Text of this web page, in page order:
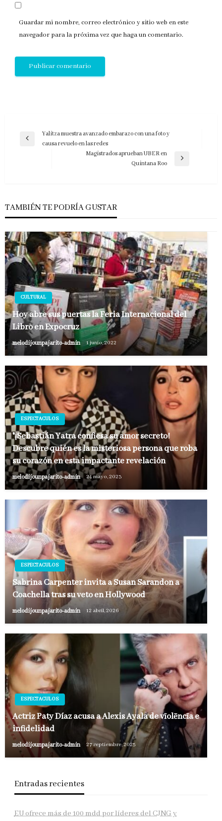
Guardar mi nombre, correo electrónico y sitio web en este
navegador para la próxima vez que haga un comentario.
Navegación
Entrada
Yalitza muestra avanzado embarazo con una foto y
causa revuelo en las redes
Magistrados aprueban UBER en
Quintana Roo
TAMBIÉN TE PODRÍA GUSTAR
CULTURAL
Hoy abre sus puertas la Feria Internacional del
Libro en Expocruz
melodijounpajarito-admin 1 junio, 2022
ESPECTACULOS
"¡Sebastián Yatra confiesa su amor secreto!
Descubre quién es la misteriosa persona que roba
su corazón en esta impactante revelación
melodijounpajarito-admin 24 mayo, 2023
ESPECTACULOS
Sabrina Carpenter invita a Susan Sarandon a
Coachella tras su veto en Hollywood
melodijounpajarito-admin 12 abril, 2026
ESPECTACULOS
Actriz Paty Díaz acusa a Alexis Ayala de vīolēncīa e
infidelidad
melodijounpajarito-admin 27 septiembre, 2025
Entradas recientes
EU ofrece más de 100 mdd por líderes del CJNG y